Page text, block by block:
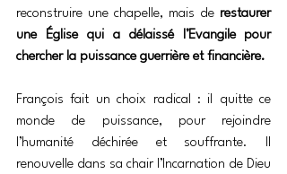
reconstruire une chapelle, mais de restaurer
une Église qui a délaissé l’Evangile pour
chercher la puissance guerrière et financière.
François fait un choix radical : il quitte ce
monde de puissance, pour rejoindre
l’humanité déchirée et souffrante. Il
renouvelle dans sa chair l’Incarnation de Dieu